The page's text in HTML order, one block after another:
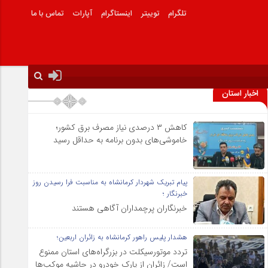
تلگرام توییتر اینستاگرام آپارات تماس با ما
اخبار استان
کاهش ۳ درصدی نیاز مصرف برق کشور؛
خاموشی‌های بدون برنامه به حداقل رسید
پیام تبریک شهردار کرمانشاه به مناسبت فرا رسیدن روز
خبرنگار ؛
خبرنگاران پرچمداران آگاهی هستند
هشدار پلیس راهور کرمانشاه به زائران اربعین؛
تردد موتورسیکلت در بزرگراه‌های استان ممنوع
است/ زائران از پارک خودرو در حاشیه موکب‌ها